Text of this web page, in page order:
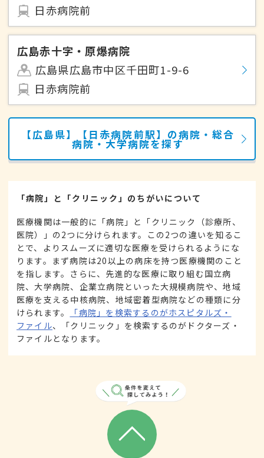
日赤病院前
広島赤十字・原爆病院
広島県広島市中区千田町1-9-6
日赤病院前
【広島県】【日赤病院前駅】の病院・総合
病院・大学病院を探す
「病院」と「クリニック」のちがいについて
医療機関は一般的に「病院」と「クリニック（診療所、
医院）」の2つに分けられます。この2つの違いを知るこ
とで、よりスムーズに適切な医療を受けられるようにな
ります。まず病院は20以上の病床を持つ医療機関のこと
を指します。さらに、先進的な医療に取り組む国立病
院、大学病院、企業立病院といった大規模病院や、地域
医療を支える中核病院、地域密着型病院などの種類に分
けられます。
「病院」を検索するのがホスピタルズ・
ファイル、「クリニック」を検索するのがドクターズ・
ファイルとなります。